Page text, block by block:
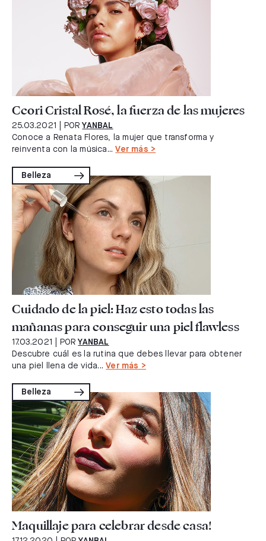
Ccori Cristal Rosé, la fuerza de las mujeres
25.03.2021 | POR YANBAL
Conoce a Renata Flores, la mujer que transforma y
reinventa con la música...Ver más >
Belleza
Cuidado de la piel: Haz esto todas las
mañanas para conseguir una piel flawless
17.03.2021 | POR YANBAL
Descubre cuál es la rutina que debes llevar para obtener
una piel llena de vida...Ver más >
Belleza
Maquillaje para celebrar desde casa!